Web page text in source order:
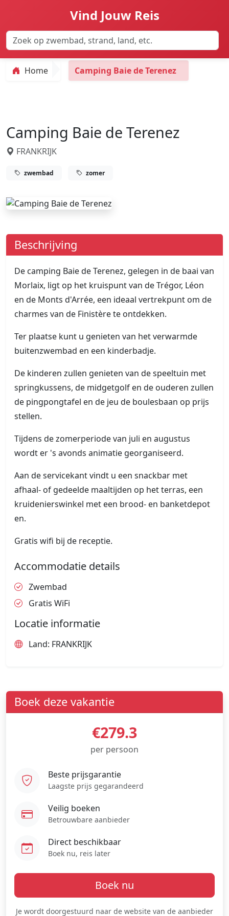
Vind Jouw Reis
Home Camping Baie de Terenez
Camping Baie de Terenez
FRANKRIJK
zwembad zomer
Beschrijving
De camping Baie de Terenez, gelegen in de baai van
Morlaix, ligt op het kruispunt van de Trégor, Léon
en de Monts d'Arrée, een ideaal vertrekpunt om de
charmes van de Finistère te ontdekken.
Ter plaatse kunt u genieten van het verwarmde
buitenzwembad en een kinderbadje.
De kinderen zullen genieten van de speeltuin met
springkussens, de midgetgolf en de ouderen zullen
de pingpongtafel en de jeu de boulesbaan op prijs
stellen.
Tijdens de zomerperiode van juli en augustus
wordt er 's avonds animatie georganiseerd.
Aan de servicekant vindt u een snackbar met
afhaal- of gedeelde maaltijden op het terras, een
kruidenierswinkel met een brood- en banketdepot
en.
Gratis wifi bij de receptie.
Accommodatie details
Zwembad
Gratis WiFi
Locatie informatie
Land: FRANKRIJK
Boek deze vakantie
€279.3
per persoon
Beste prijsgarantie
Laagste prijs gegarandeerd
Veilig boeken
Betrouwbare aanbieder
Direct beschikbaar
Boek nu, reis later
Boek nu
Je wordt doorgestuurd naar de website van de aanbieder